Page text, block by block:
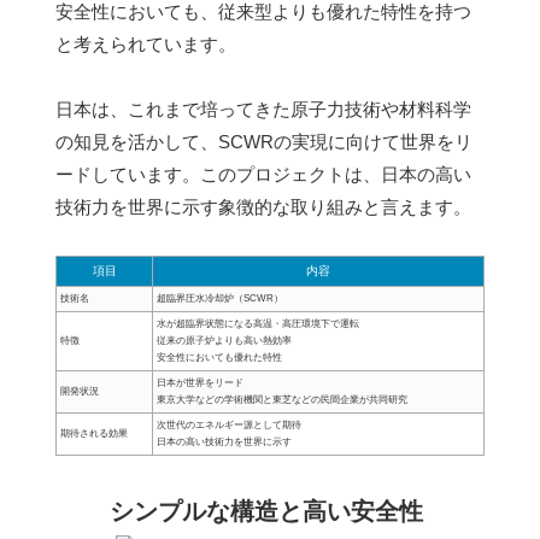
安全性においても、従来型よりも優れた特性を持つ
と考えられています。
日本は、これまで培ってきた原子力技術や材料科学
の知見を活かして、SCWRの実現に向けて世界をリ
ードしています。このプロジェクトは、日本の高い
技術力を世界に示す象徴的な取り組みと言えます。
項目 内容
技術名 超臨界圧水冷却炉（SCWR）
特徴
水が超臨界状態になる高温・高圧環境下で運転
従来の原子炉よりも高い熱効率
安全性においても優れた特性
開発状況
日本が世界をリード
東京大学などの学術機関と東芝などの民間企業が共同研究
期待される効果
次世代のエネルギー源として期待
日本の高い技術力を世界に示す
シンプルな構造と高い安全性